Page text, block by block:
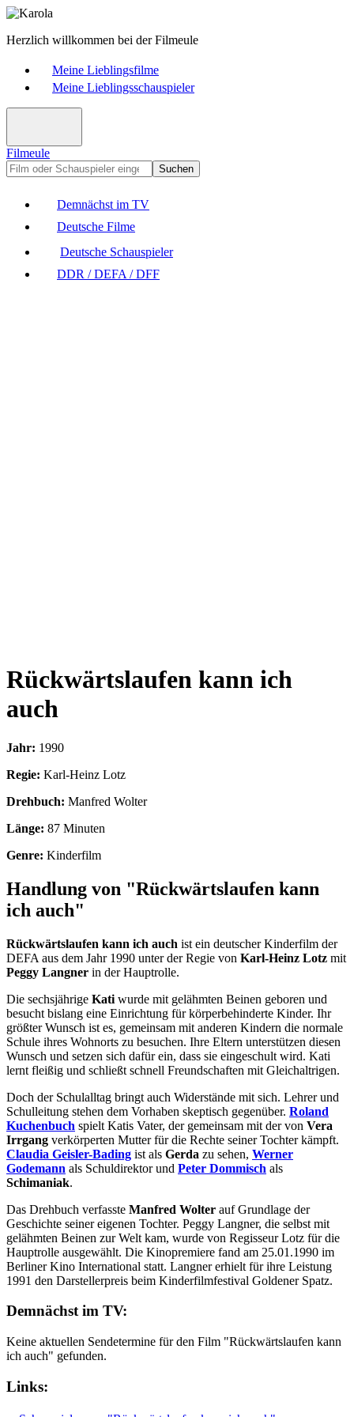
Herzlich willkommen bei der Filmeule
Meine Lieblingsfilme
Meine Lieblingsschauspieler
Filmeule
Suchen
Demnächst im TV
Deutsche Filme
Deutsche Schauspieler
DDR / DEFA / DFF
Rückwärtslaufen kann ich
auch
Jahr: 1990
Regie: Karl-Heinz Lotz
Drehbuch: Manfred Wolter
Länge: 87 Minuten
Genre: Kinderfilm
Handlung von "Rückwärtslaufen kann
ich auch"
Rückwärtslaufen kann ich auch ist ein deutscher Kinderfilm der
DEFA aus dem Jahr 1990 unter der Regie von Karl-Heinz Lotz mit
Peggy Langner in der Hauptrolle.
Die sechsjährige Kati wurde mit gelähmten Beinen geboren und
besucht bislang eine Einrichtung für körperbehinderte Kinder. Ihr
größter Wunsch ist es, gemeinsam mit anderen Kindern die normale
Schule ihres Wohnorts zu besuchen. Ihre Eltern unterstützen diesen
Wunsch und setzen sich dafür ein, dass sie eingeschult wird. Kati
lernt fleißig und schließt schnell Freundschaften mit Gleichaltrigen.
Doch der Schulalltag bringt auch Widerstände mit sich. Lehrer und
Schulleitung stehen dem Vorhaben skeptisch gegenüber. Roland
Kuchenbuch spielt Katis Vater, der gemeinsam mit der von Vera
Irrgang verkörperten Mutter für die Rechte seiner Tochter kämpft.
Claudia Geisler-Bading ist als Gerda zu sehen, Werner
Godemann als Schuldirektor und Peter Dommisch als
Schimaniak.
Das Drehbuch verfasste Manfred Wolter auf Grundlage der
Geschichte seiner eigenen Tochter. Peggy Langner, die selbst mit
gelähmten Beinen zur Welt kam, wurde von Regisseur Lotz für die
Hauptrolle ausgewählt. Die Kinopremiere fand am 25.01.1990 im
Berliner Kino International statt. Langner erhielt für ihre Leistung
1991 den Darstellerpreis beim Kinderfilmfestival Goldener Spatz.
Demnächst im TV:
Keine aktuellen Sendetermine für den Film "Rückwärtslaufen kann
ich auch" gefunden.
Links: